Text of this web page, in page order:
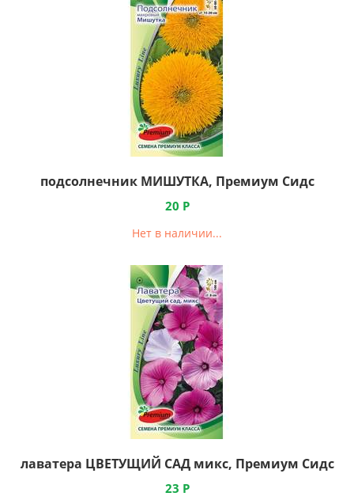
подсолнечник МИШУТКА, Премиум Сидс
20 Р
Нет в наличии...
лаватера ЦВЕТУЩИЙ САД микс, Премиум Сидс
23 Р